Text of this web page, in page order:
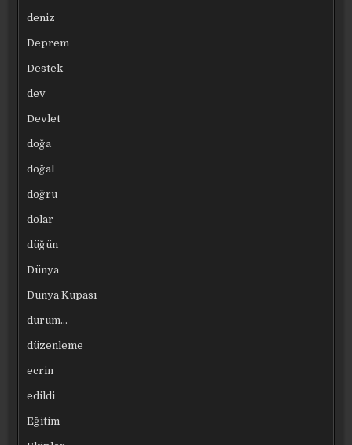
deniz
Deprem
Destek
dev
Devlet
doğa
doğal
doğru
dolar
düğün
Dünya
Dünya Kupası
durum…
düzenleme
ecrin
edildi
Eğitim